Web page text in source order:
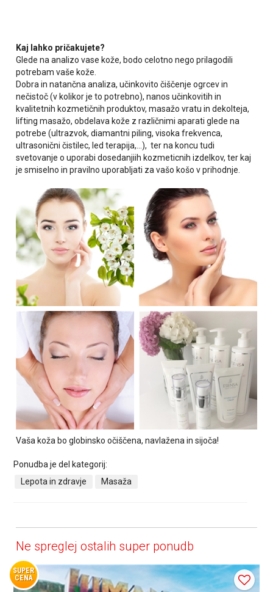
Kaj lahko pričakujete?
Glede na analizo vase kože, bodo celotno nego prilagodili
potrebam vaše kože.
Dobra in natančna analiza, učinkovito čiščenje ogrcev in
nečistoč (v kolikor je to potrebno), nanos učinkovitih in
kvalitetnih kozmetičnih produktov, masažo vratu in dekolteja,
lifting masažo, obdelava kože z različnimi aparati glede na
potrebe (ultrazvok, diamantni piling, visoka frekvenca,
ultrasonični čistilec, led terapija,...), ter na koncu tudi
svetovanje o uporabi dosedanjiih kozmeticnih izdelkov, ter kaj
je smiselno in pravilno uporabljati za vašo košo v prihodnje.
Vaša koža bo globinsko očiščena, navlažena in sijoča!
Ponudba je del kategorij:
Lepota in zdravje
Masaža
Ne spreglej ostalih super ponudb
SUPER
CENA